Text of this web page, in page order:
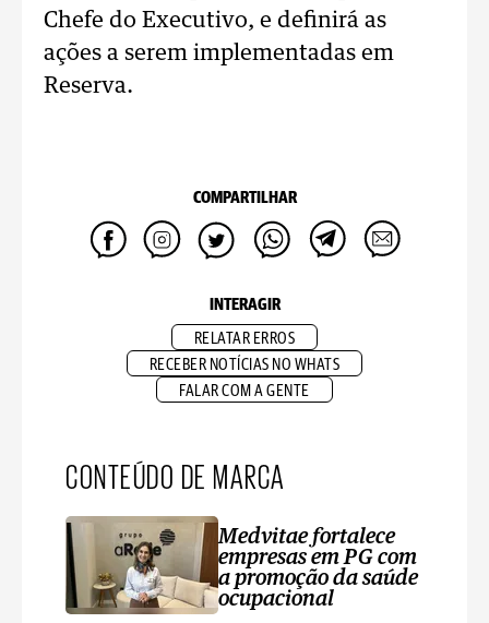
Chefe do Executivo, e definirá as
ações a serem implementadas em
Reserva.
COMPARTILHAR
INTERAGIR
RELATAR ERROS
RECEBER NOTÍCIAS NO WHATS
FALAR COM A GENTE
CONTEÚDO DE MARCA
Medvitae fortalece
empresas em PG com
a promoção da saúde
ocupacional